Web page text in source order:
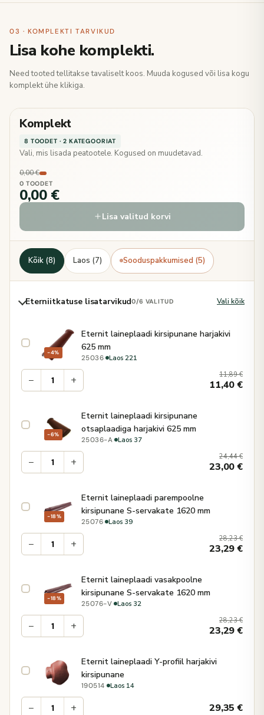
03 · KOMPLEKTI TARVIKUD
Lisa kohe komplekti.
Need tooted tellitakse tavaliselt koos. Muuda kogused või lisa kogu
komplekt ühe klikiga.
Komplekt
8 TOODET · 2 KATEGOORIAT
Vali, mis lisada peatootele. Kogused on muudetavad.
0,00 €
0 TOODET
0,00 €
Lisa valitud korvi
Kõik (8) Laos (7) Sooduspakkumised (5)
Eterniitkatuse lisatarvikud0/6 VALITUD Vali kõik
−4%
Eternit laineplaadi kirsipunane harjakivi
625 mm
25036· Laos 221
− + 11,89€
11,40€
−6%
Eternit laineplaadi kirsipunane
otsaplaadiga harjakivi 625 mm
25036-A· Laos 37
− + 24,44€
23,00€
−18%
Eternit laineplaadi parempoolne
kirsipunane S-servakate 1620 mm
25076· Laos 39
− + 28,23€
23,29€
−18%
Eternit laineplaadi vasakpoolne
kirsipunane S-servakate 1620 mm
25076-V· Laos 32
− + 28,23€
23,29€
Eternit laineplaadi Y-profiil harjakivi
kirsipunane
190514· Laos 14
− + 29,35€